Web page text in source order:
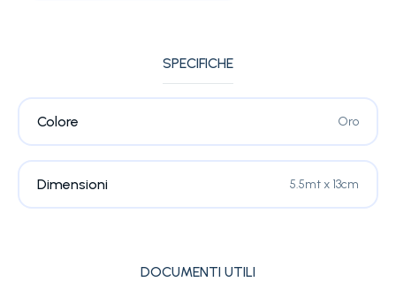
SPECIFICHE
Colore Oro
Dimensioni 5.5mt x 13cm
DOCUMENTI UTILI